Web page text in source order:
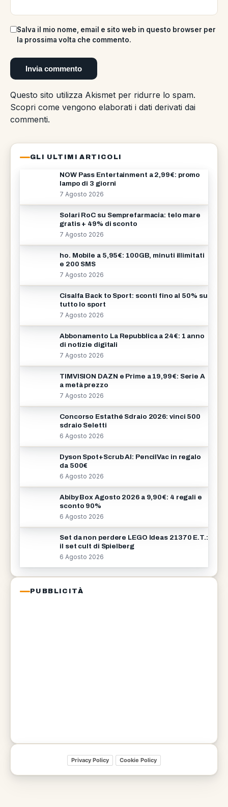
Salva il mio nome, email e sito web in questo browser per
la prossima volta che commento.
Questo sito utilizza Akismet per ridurre lo spam.
Scopri come vengono elaborati i dati derivati dai
commenti.
GLI ULTIMI ARTICOLI
NOW Pass Entertainment a 2,99€: promo
lampo di 3 giorni
7 Agosto 2026
Solari RoC su Semprefarmacia: telo mare
gratis + 49% di sconto
7 Agosto 2026
ho. Mobile a 5,95€: 100GB, minuti illimitati
e 200 SMS
7 Agosto 2026
Cisalfa Back to Sport: sconti fino al 50% su
tutto lo sport
7 Agosto 2026
Abbonamento La Repubblica a 24€: 1 anno
di notizie digitali
7 Agosto 2026
TIMVISION DAZN e Prime a 19,99€: Serie A
a metà prezzo
7 Agosto 2026
Concorso Estathé Sdraio 2026: vinci 500
sdraio Seletti
6 Agosto 2026
Dyson Spot+Scrub AI: PencilVac in regalo
da 500€
6 Agosto 2026
Abiby Box Agosto 2026 a 9,90€: 4 regali e
sconto 90%
6 Agosto 2026
Set da non perdere LEGO Ideas 21370 E.T.:
il set cult di Spielberg
6 Agosto 2026
PUBBLICITÀ
Privacy Policy Cookie Policy